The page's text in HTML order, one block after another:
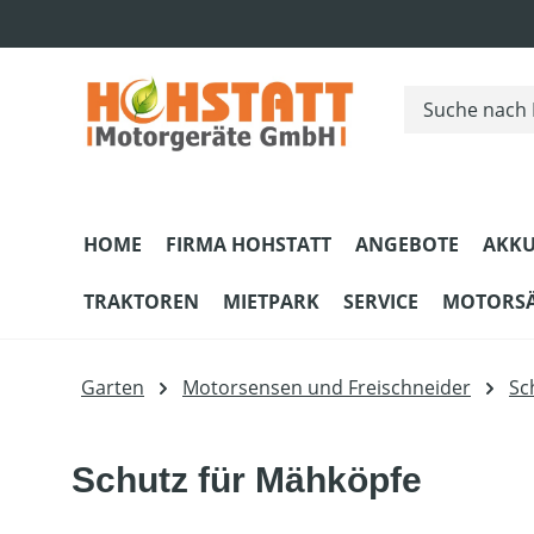
HOME FIRMA HOHSTATT ANGEBOTE
TRAKTOREN MIETPARK SERVICE
Garten Motorsensen und Freischneider
Schutz für Mähköpfe